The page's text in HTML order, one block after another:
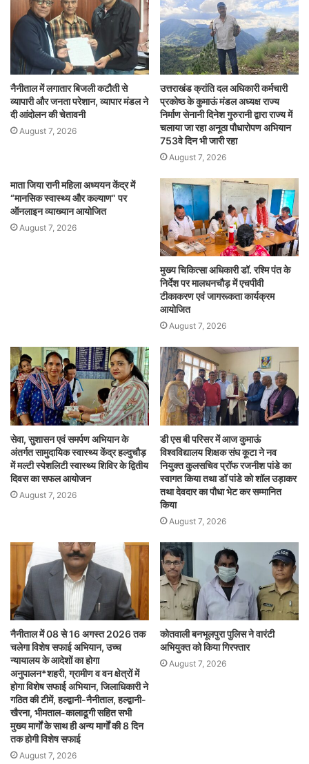
नैनीताल में लगातार बिजली कटौती से
व्यापारी और जनता परेशान, व्यापार मंडल ने
दी आंदोलन की चेतावनी
August 7, 2026
उत्तराखंड क्रांति दल अधिकारी कर्मचारी
प्रकोष्ठ के कुमाऊं मंडल अध्यक्ष राज्य
निर्माण सेनानी दिनेश गुरुरानी द्वारा राज्य में
चलाया जा रहा अनूठा पौधारोपण अभियान
753वे दिन भी जारी रहा
August 7, 2026
माता जिया रानी महिला अध्ययन केंद्र में
“मानसिक स्वास्थ्य और कल्याण” पर
ऑनलाइन व्याख्यान आयोजित
August 7, 2026
मुख्य चिकित्सा अधिकारी डॉ. रश्मि पंत के
निर्देश पर मालधनचौड़ में एचपीवी
टीकाकरण एवं जागरूकता कार्यक्रम
आयोजित
August 7, 2026
सेवा, सुशासन एवं समर्पण अभियान के
अंतर्गत सामुदायिक स्वास्थ्य केंद्र हल्दुचौड़
में मल्टी स्पेशलिटी स्वास्थ्य शिविर के द्वितीय
दिवस का सफल आयोजन
August 7, 2026
डी एस बी परिसर में आज कुमाऊं
विश्वविद्यालय शिक्षक संघ कूटा ने नव
नियुक्त कुलसचिव प्रॉफ रजनीश पांडे का
स्वागत किया तथा डॉ पांडे को शॉल उड़ाकर
तथा देवदार का पौधा भेट कर सम्मानित
किया
August 7, 2026
नैनीताल में 08 से 16 अगस्त 2026 तक
चलेगा विशेष सफाई अभियान, उच्च
न्यायालय के आदेशों का होगा
अनुपालन*शहरी, ग्रामीण व वन क्षेत्रों में
होगा विशेष सफाई अभियान, जिलाधिकारी ने
गठित की टीमें, हल्द्वानी-नैनीताल, हल्द्वानी-
खैरना, भीमताल-कालाढूगी सहित सभी
मुख्य मार्गों के साथ ही अन्य मार्गों की 8 दिन
तक होगी विशेष सफाई
August 7, 2026
कोतवाली बनभूलपुरा पुलिस ने वारंटी
अभियुक्त को किया गिरफ्तार
August 7, 2026